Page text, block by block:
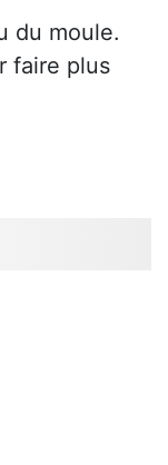
du moule.
faire plus